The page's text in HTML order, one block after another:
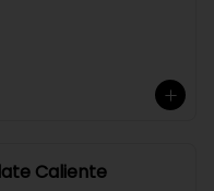
Caliente